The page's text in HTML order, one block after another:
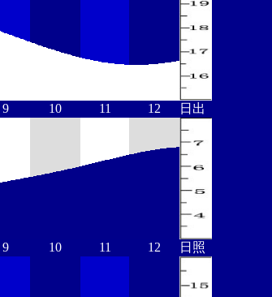
9 10 11 12 日出
9 10 11 12 日照